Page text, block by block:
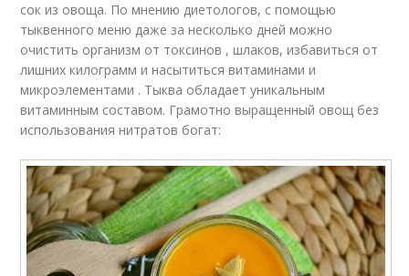
сок из овоща. По мнению диетологов, с помощью
тыквенного меню даже за несколько дней можно
очистить организм от токсинов , шлаков, избавиться от
лишних килограмм и насытиться витаминами и
микроэлементами . Тыква обладает уникальным
витаминным составом. Грамотно выращенный овощ без
использования нитратов богат: